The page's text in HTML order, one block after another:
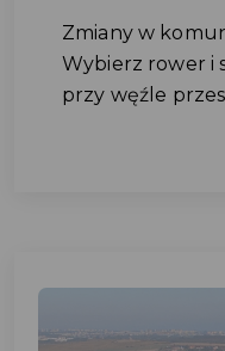
Zmiany w
Wybierz rower i
przy węźle